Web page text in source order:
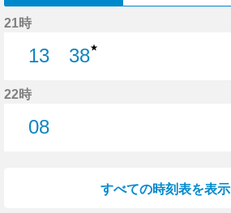
21時
13
38★
22時
08
すべての時刻表を表示